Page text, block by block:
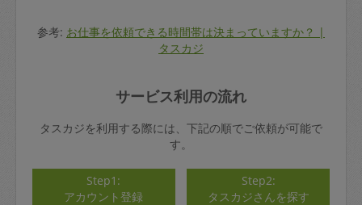
参考: お仕事を依頼できる時間帯は決まっていますか？ |
タスカジ
サービス利用の流れ
タスカジを利用する際には、下記の順でご依頼が可能で
す。
Step1:
アカウント登録
Step2:
タスカジさんを探す